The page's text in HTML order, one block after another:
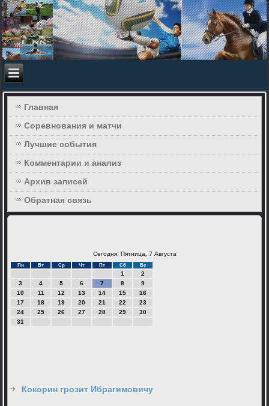
Главная
Соревнования и матчи
Лучшие события
Комментарии и анализ
Архив записей
Обратная связь
Сегодня: Пятница, 7 Августа
Пн Вт Ср Чт Пт Сб Вс
1
2
3
4 5 6 7 8
9
10
11 12 13 14 15
16
17
18 19 20 21 22
23
24
25 26 27 28 29
30
31
Кокорин грозит Ибрагимовичу